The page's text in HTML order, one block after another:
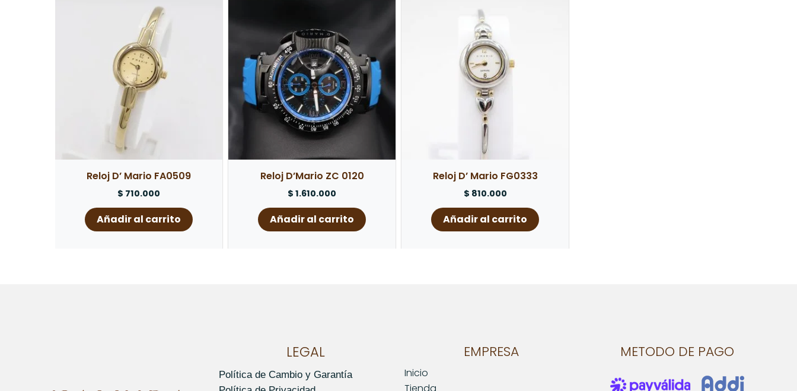
Reloj D’ Mario FA0509
$ 710.000
Añadir al carrito
Reloj D’Mario ZC 0120
$ 1.610.000
Añadir al carrito
Reloj D’ Mario FG0333
$ 810.000
Añadir al carrito
LEGAL
Política de Cambio y Garantía
EMPRESA
Inicio
METODO DE PAGO